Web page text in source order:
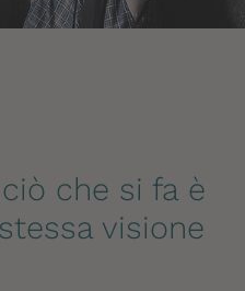
che si fa è
visione